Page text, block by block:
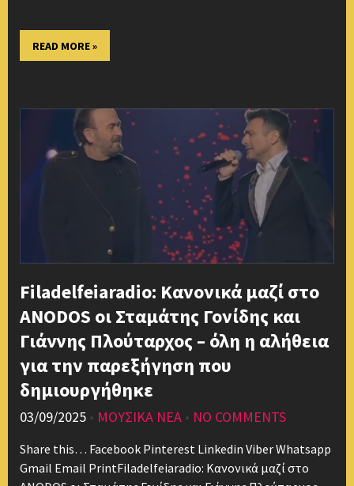
READ MORE »
Filadelfeiaradio: Κανονικά μαζί στο
ANODOS οι Σταμάτης Γονίδης και
Γιάννης Πλούταρχος – όλη η αλήθεια
για την παρεξήγηση που
δημιουργήθηκε
03/09/2025 • ΜΟΥΣΙΚΑ ΝΕΑ • NO COMMENTS
Share this… Facebook Pinterest Linkedin Viber Whatsapp
Gmail Email PrintFiladelfeiaradio: Κανονικά μαζί στο